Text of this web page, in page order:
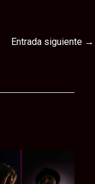
Entrada siguiente →